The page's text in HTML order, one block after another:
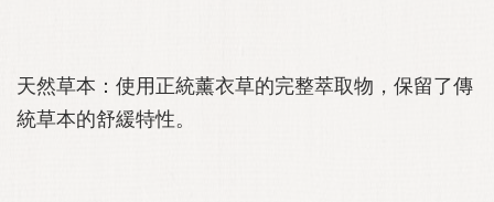
天然草本：使用正統薰衣草的完整萃取物，保留了傳
統草本的舒緩特性。